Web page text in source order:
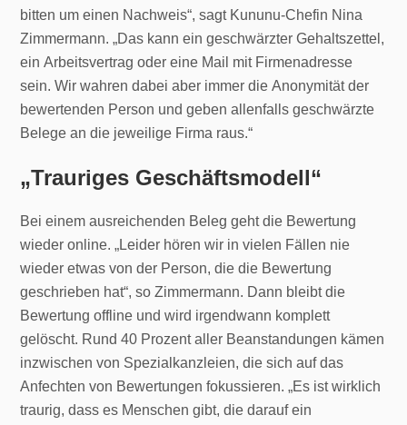
bitten um einen Nachweis“, sagt Kununu-Chefin Nina
Zimmermann. „Das kann ein geschwärzter Gehaltszettel,
ein Arbeitsvertrag oder eine Mail mit Firmenadresse
sein. Wir wahren dabei aber immer die Anonymität der
bewertenden Person und geben allenfalls geschwärzte
Belege an die jeweilige Firma raus.“
„Trauriges Geschäftsmodell“
Bei einem ausreichenden Beleg geht die Bewertung
wieder online. „Leider hören wir in vielen Fällen nie
wieder etwas von der Person, die die Bewertung
geschrieben hat“, so Zimmermann. Dann bleibt die
Bewertung offline und wird irgendwann komplett
gelöscht. Rund 40 Prozent aller Beanstandungen kämen
inzwischen von Spezialkanzleien, die sich auf das
Anfechten von Bewertungen fokussieren. „Es ist wirklich
traurig, dass es Menschen gibt, die darauf ein